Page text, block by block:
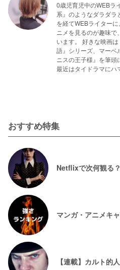
0歳児育児中のWEBラ
系』のようなダラダ
を経てWEBライター
ニメを見るのが趣味
います。 好きな映画
語』シリーズ、マーベ
ニスの王子様』を筆頭
最近はタイドラマにハ
おすすめ特集
Netflixで次何観る？
マンガ・アニメキ
【連載】カルト的